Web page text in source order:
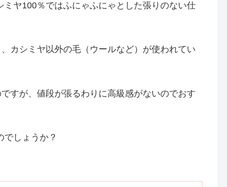
ヤ100％ではふにゃふにゃとした張りのない仕
カシミヤ以外の毛（ウールなど）が使われてい
すが、値段が張るわりに高級感がないのでおす
しょうか？